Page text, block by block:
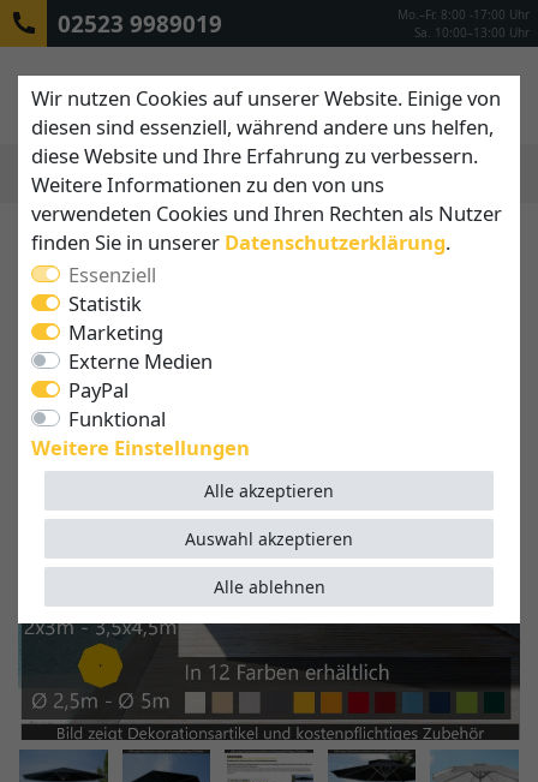
02523 9989019
Mo.–Fr. 8:00 -17:00 Uhr
Sa. 10:00–13:00 Uhr
Wir nutzen Cookies auf unserer Website. Einige von
diesen sind essenziell, während andere uns helfen,
diese Website und Ihre Erfahrung zu verbessern.
Weitere Informationen zu den von uns
verwendeten Cookies und Ihren Rechten als Nutzer
finden Sie in unserer Daten­schutz­erklärung.
Essenziell
Statistik
Marketing
Externe Medien
PayPal
Funktional
Weitere Einstellungen
Alle akzeptieren
Alle ablehnen
Auswahl akzeptieren